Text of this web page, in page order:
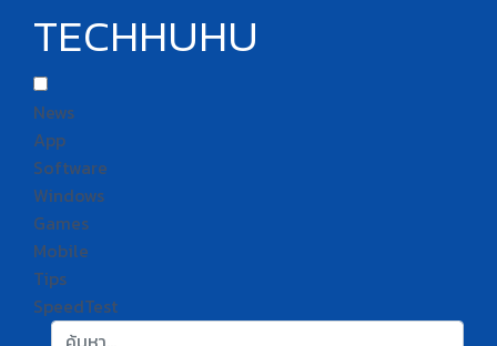
TECHHUHU
News
App
Software
Windows
Games
Mobile
Tips
SpeedTest